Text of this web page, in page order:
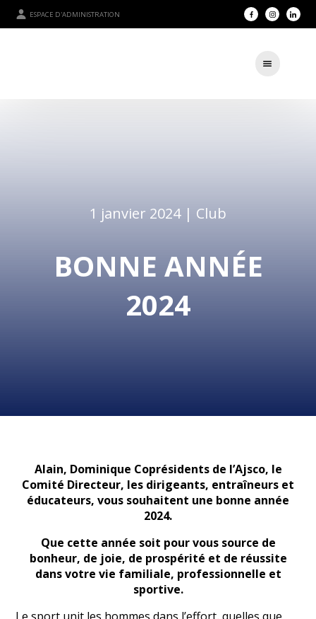
ESPACE D'ADMINISTRATION
1 janvier 2024 | Club
BONNE ANNÉE
2024
Alain, Dominique Coprésidents de l’Ajsco, le
Comité Directeur, les dirigeants, entraîneurs et
éducateurs, vous souhaitent une bonne année
2024.
Que cette année soit pour vous source de
bonheur, de joie, de prospérité et de réussite
dans votre vie familiale, professionnelle et
sportive.